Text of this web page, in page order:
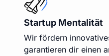
Startup Mentalität
Wir fördern
garantieren dir einen